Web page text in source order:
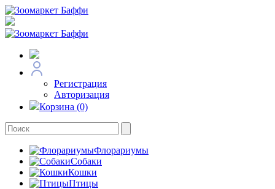
Регистрация
Авторизация
Корзина (0)
Флорариумы
Собаки
Кошки
Птицы